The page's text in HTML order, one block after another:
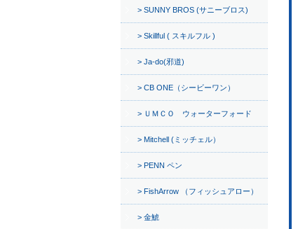
SUNNY BROS (サニーブロス)
Skillful ( スキルフル )
Ja-do(邪道)
CB ONE（シービーワン）
ＵＭＣＯ ウォーターフォード
Mitchell (ミッチェル）
PENN ペン
FishArrow （フィッシュアロー）
金鯱